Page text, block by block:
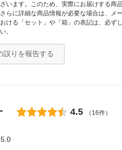
います。このため、実際にお届けする
らに詳細な商品情報が必要な場合は、メ
ける「セット」や「箱」の表記は、必
。
誤りを報告する
4.5 （16件）
5.0